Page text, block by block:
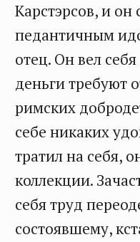
Карстэрсов, и
педантичным
отец. Он вел
деньги требуют
римских
себе никаких
тратил на себя,
коллекции.
себя труд
состоявшему,